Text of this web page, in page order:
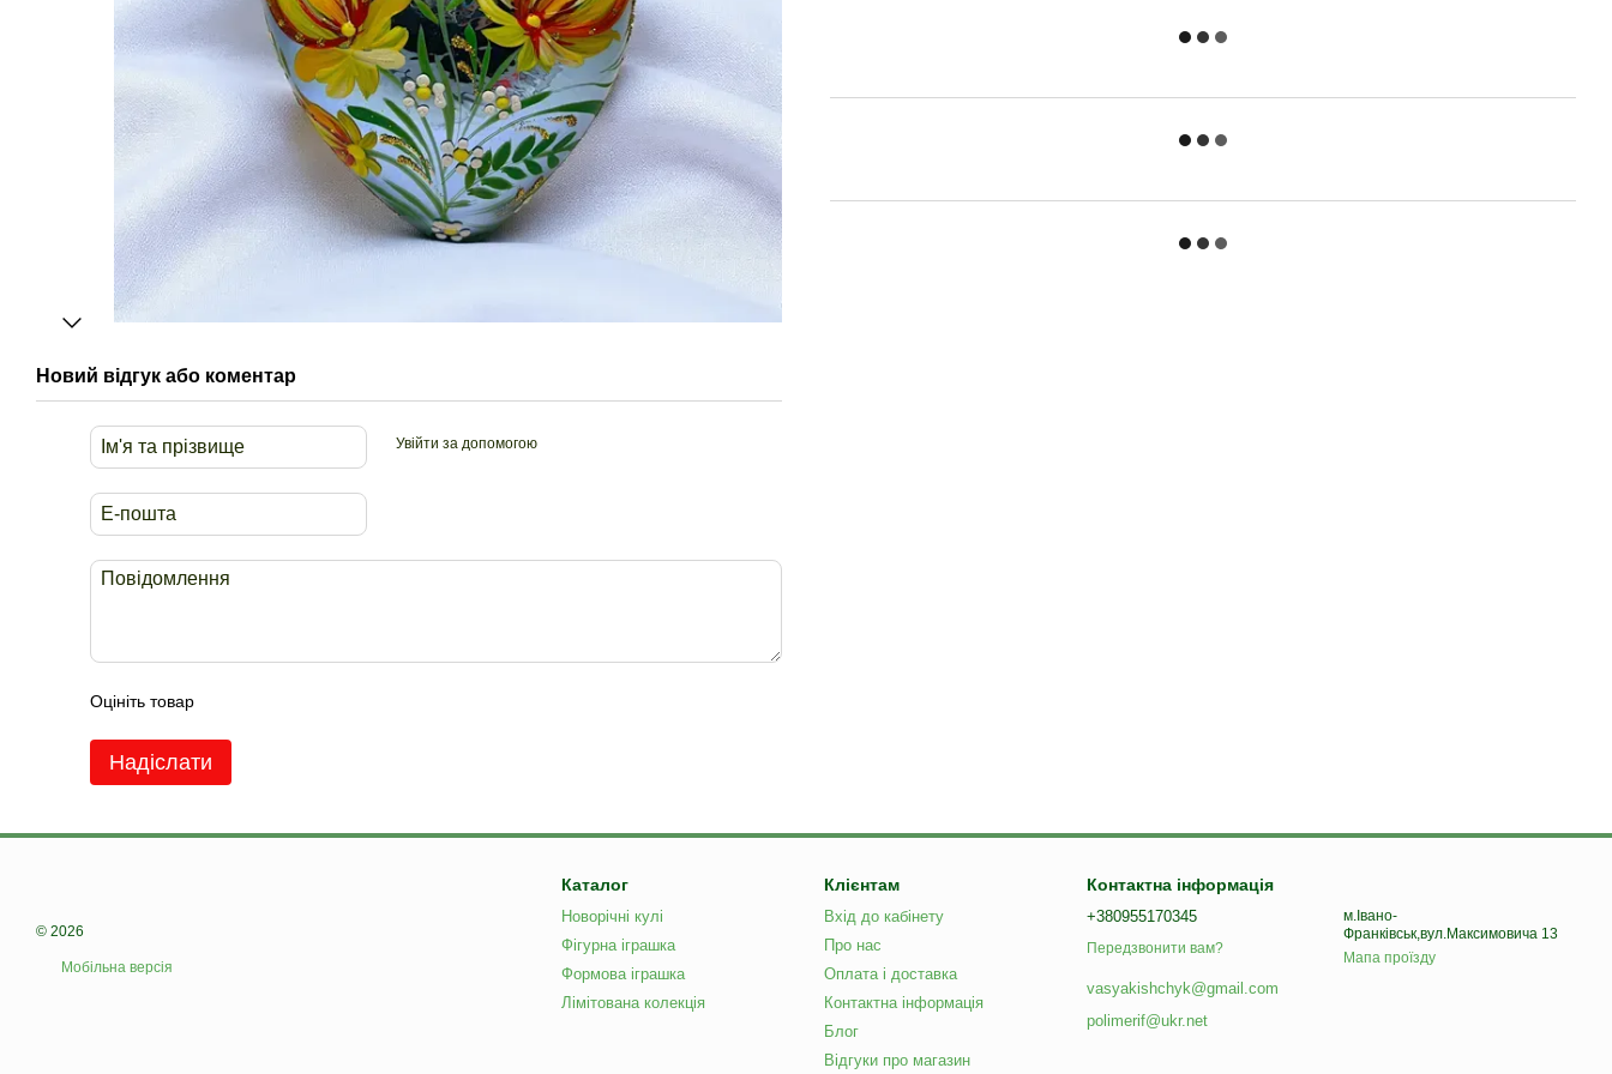
Новий відгук або коментар
Увійти за допомогою
Оцініть товар
Надіслати
© 2026
Мобільна версія
Каталог
Новорічні кулі
Фігурна іграшка
Формова іграшка
Лімітована колекція
Клієнтам
Вхід до кабінету
Про нас
Оплата і доставка
Контактна інформація
Блог
Відгуки про магазин
Контактна інформація
+380955170345
Передзвонити вам?
vasyakishchyk@gmail.com
polimerif@ukr.net
м.Івано-
Франківськ,вул.Максимовича 13
Мапа проїзду